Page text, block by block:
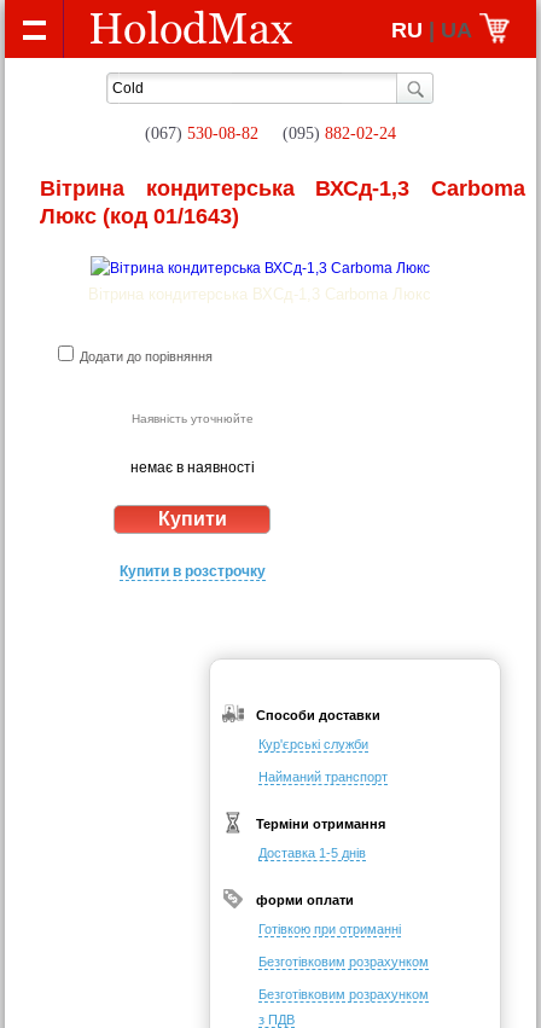
RU | UA
(067) 530-08-82 (095) 882-02-24
Вітрина кондитерська ВХСд-1,3 Carboma
Люкс (код 01/1643)
Вітрина кондитерська ВХСд-1,3 Carboma Люкс
Додати до порівняння
Наявність уточнюйте
немає в наявності
Купити в розстрочку
Способи доставки
Кур'єрські служби
Найманий транспорт
Терміни отримання
Доставка 1-5 днів
форми оплати
Готівкою при отриманні
Безготівковим розрахунком
Безготівковим розрахунком
з ПДВ